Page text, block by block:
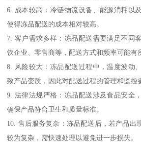
6. 成本较高：冷链物流设备、能源消耗以
使得冻品配送的成本相对较高。
7. 客户需求多样：冻品配送需要满足不同
饮企业、零售商等，配送方式和频率可能有
8. 风险较大：冻品配送过程中，温度波动
致产品变质，因此对配送过程的管理和监控
9. 法律法规严格：冻品配送涉及食品安全
确保产品符合卫生和质量标准。
10. 售后服务复杂：冻品配送后，若产品出
较为复杂，需快速处理以避免进一步损失。